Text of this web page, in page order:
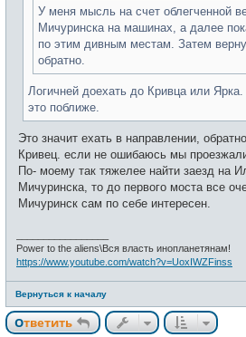
У меня мысль на счет облегченной
Мичуринска на машинах, а далее
по этим дивным местам. Затем
обратно.
Логичней доехать до Кривца или
это поближе.
Это значит ехать в направлении,
Кривец. если не ошибаюсь мы
По- моему так тяжелее найти заезд на
Мичуринска, то до первого моста все
Мичуринск сам по себе интересен.
Power to the aliens\Вся власть инопланетянам!
https://www.youtube.com/watch?v=UoxIWZFinss
Вернуться к началу
Ответить